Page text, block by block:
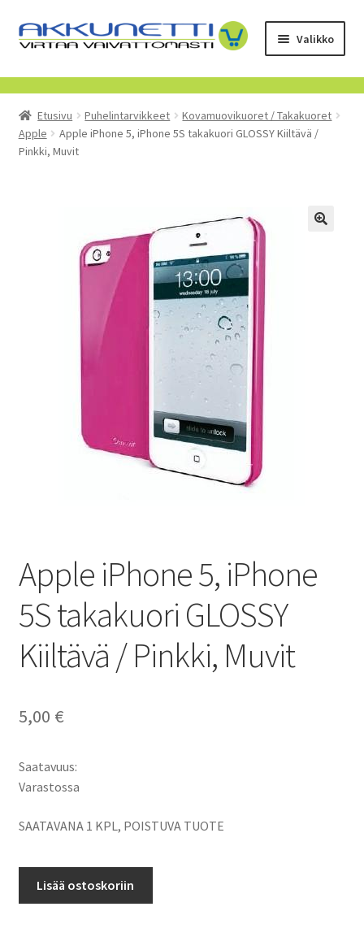
Siirry
navigointiin
Siirry
sisältöön
Valikko
Kauppa
Tietoa meistä
POISTUVAT TUOTTEET
Etusivu Puhelintarvikkeet
Kovamuovikuoret / Takakuoret
Apple
Apple iPhone 5, iPhone 5S takakuori GLOSSY Kiiltävä /
Pinkki, Muvit
Apple iPhone 5, iPhone
5S takakuori GLOSSY
Kiiltävä / Pinkki, Muvit
5,00 €
Saatavuus:
Varastossa
SAATAVANA 1 KPL, POISTUVA TUOTE
Lisää ostoskoriin